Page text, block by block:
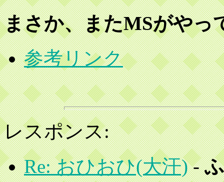
まさか、またMSがやっ
参考リンク
レスポンス:
Re: おひおひ(大汗)-